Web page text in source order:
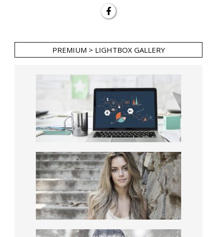
PREMIUM > LIGHTBOX GALLERY